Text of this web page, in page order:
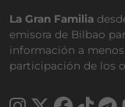
La Gran Familia
emisora de Bilbao
información a
participación de los